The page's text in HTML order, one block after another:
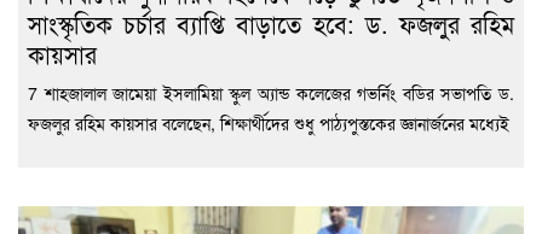
সাংস্কৃতিক চর্চার ব্যাপ্তি বাড়াতে হবে: ড. ফজলুর রহিম
কায়সার
7 শাহজালাল জামেয়া ইসলামিয়া স্কুল অ্যান্ড কলেজের গভর্নিং বডির সভাপতি ড.
ফজলুর রহিম কায়সার বলেছেন, শিক্ষার্থীদের শুধু পাঠ্যপুস্তকের জ্ঞানার্জনের মধ্যেই